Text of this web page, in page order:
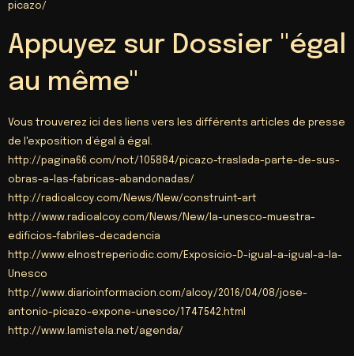
picazo/
Appuyez sur Dossier "égal
au même"
Vous trouverez ici des liens vers les différents articles de presse
de l'exposition d’égal à égal.
http://pagina66.com/not/105884/picazo-traslada-parte-de-sus-
obras-a-las-fabricas-abandonadas/
http://radioalcoy.com/News/New/construint-art
http://www.radioalcoy.com/News/New/la-unesco-muestra-
edificios-fabriles-decadencia
http://www.elnostreperiodic.com/Exposicio-D-igual-a-igual-a-la-
Unesco
http://www.diarioinformacion.com/alcoy/2016/04/08/jose-
antonio-picazo-expone-unesco/1747542.html
http://www.lamistela.net/agenda/